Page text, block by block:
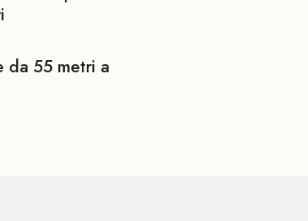
da 55 metri a